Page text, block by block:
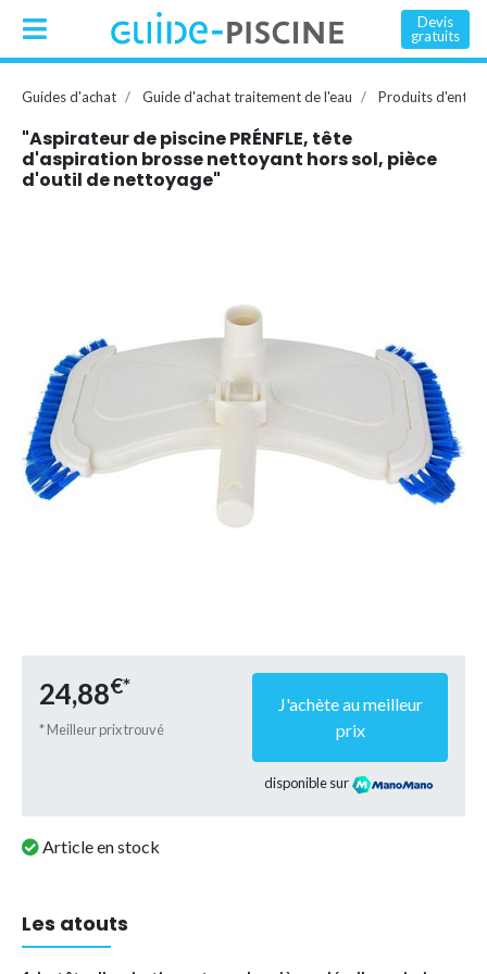
Devis
gratuits
Guides d'achat Guide d'achat traitement de l'eau Produits
"Aspirateur de piscine PRÉNFLE, tête
d'aspiration brosse nettoyant hors sol, pièce
d'outil de nettoyage"
24,88€*
* Meilleur prix trouvé
J'achète au meilleur
prix
disponible sur
Article en stock
Les atouts